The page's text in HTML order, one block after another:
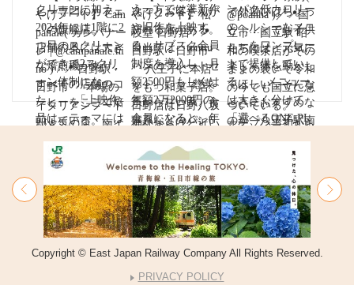
Copyright © East Japan Railway Company All Rights Reserved.
PRIVACY POLICY